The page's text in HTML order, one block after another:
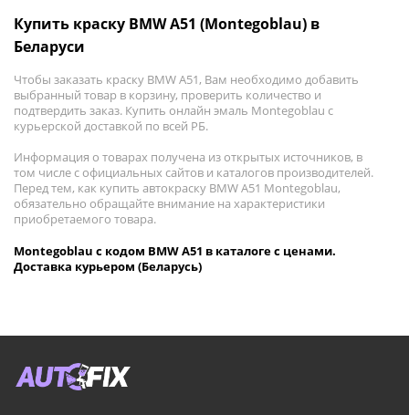
Купить краску BMW A51 (Montegoblau) в
Беларуси
Чтобы заказать краску BMW A51, Вам необходимо добавить
выбранный товар в корзину, проверить количество и
подтвердить заказ. Купить онлайн эмаль Montegoblau с
курьерской доставкой по всей РБ.
Информация о товарах получена из открытых источников, в
том числе с официальных сайтов и каталогов производителей.
Перед тем, как купить автокраску BMW A51 Montegoblau,
обязательно обращайте внимание на характеристики
приобретаемого товара.
Montegoblau с кодом BMW A51 в каталоге с ценами.
Доставка курьером (Беларусь)